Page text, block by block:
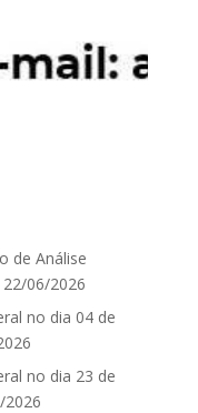
de Análise
22/06/2026
no dia 04 de
no dia 23 de
2026